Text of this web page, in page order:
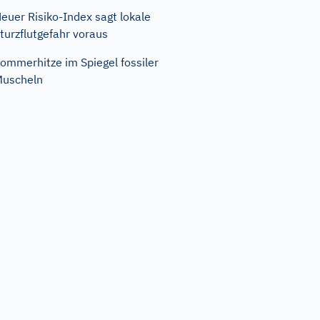
Risiko-Index sagt lokale
voraus
im Spiegel fossiler